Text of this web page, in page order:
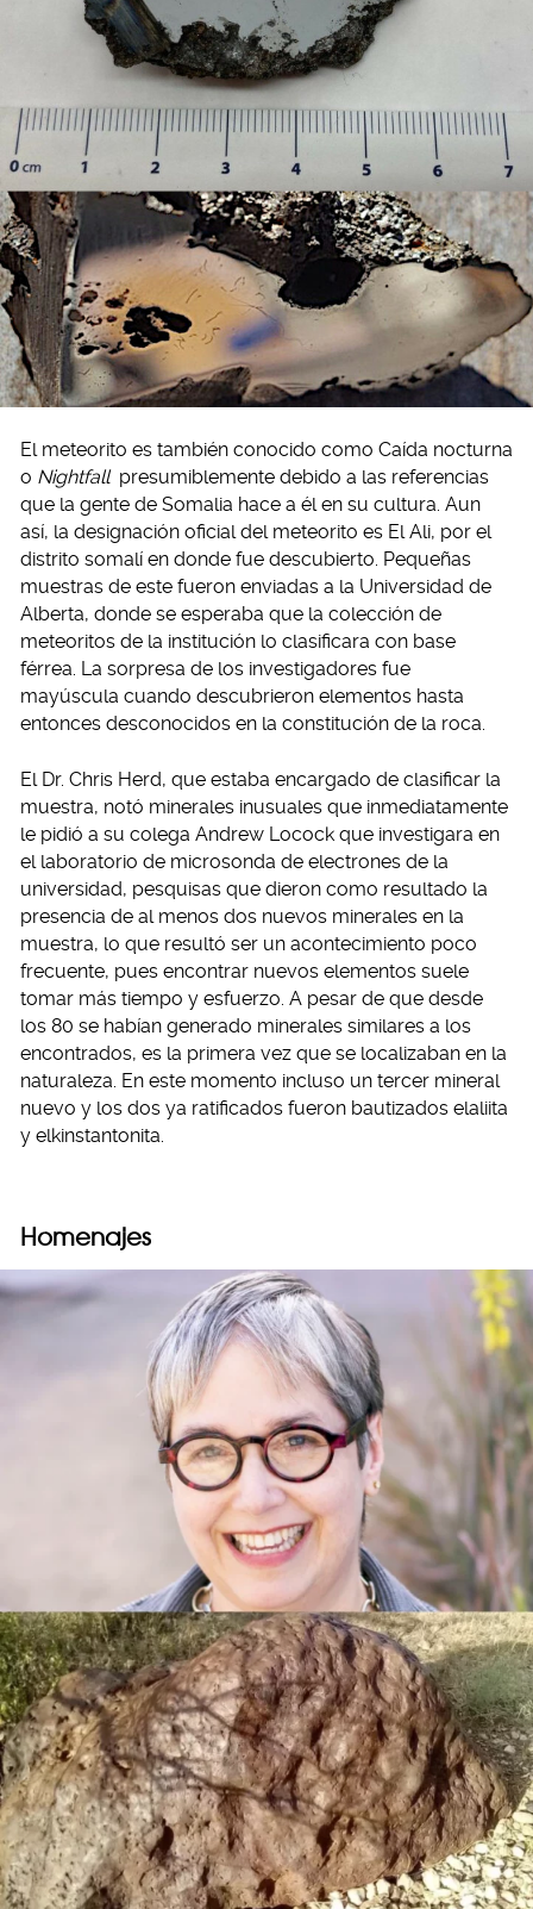
El meteorito es también conocido como Caída nocturna
o Nightfall presumiblemente debido a las referencias
que la gente de Somalia hace a él en su cultura. Aun
así, la designación oficial del meteorito es El Ali, por el
distrito somalí en donde fue descubierto. Pequeñas
muestras de este fueron enviadas a la Universidad de
Alberta, donde se esperaba que la colección de
meteoritos de la institución lo clasificara con base
férrea. La sorpresa de los investigadores fue
mayúscula cuando descubrieron elementos hasta
entonces desconocidos en la constitución de la roca.
El Dr. Chris Herd, que estaba encargado de clasificar la
muestra, notó minerales inusuales que inmediatamente
le pidió a su colega Andrew Locock que investigara en
el laboratorio de microsonda de electrones de la
universidad, pesquisas que dieron como resultado la
presencia de al menos dos nuevos minerales en la
muestra, lo que resultó ser un acontecimiento poco
frecuente, pues encontrar nuevos elementos suele
tomar más tiempo y esfuerzo. A pesar de que desde
los 80 se habían generado minerales similares a los
encontrados, es la primera vez que se localizaban en la
naturaleza. En este momento incluso un tercer mineral
nuevo y los dos ya ratificados fueron bautizados elaliita
y elkinstantonita.
Homenajes